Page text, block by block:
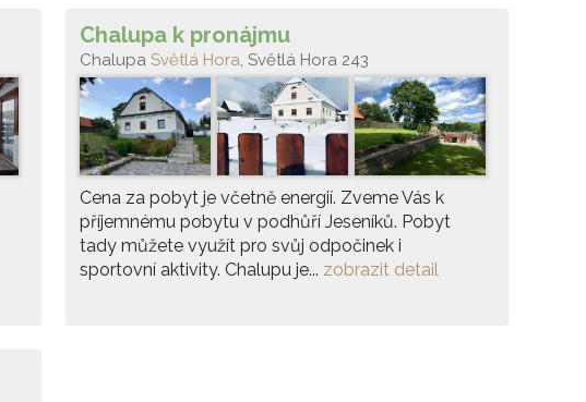
Chalupa k pronájmu
Chalupa Světlá Hora, Světlá Hora 243
Cena za pobyt je včetně energií. Zveme Vás k
příjemnému pobytu v podhůří Jeseníků. Pobyt
tady můžete využít pro svůj odpočinek i
sportovní aktivity. Chalupu je... zobrazit detail